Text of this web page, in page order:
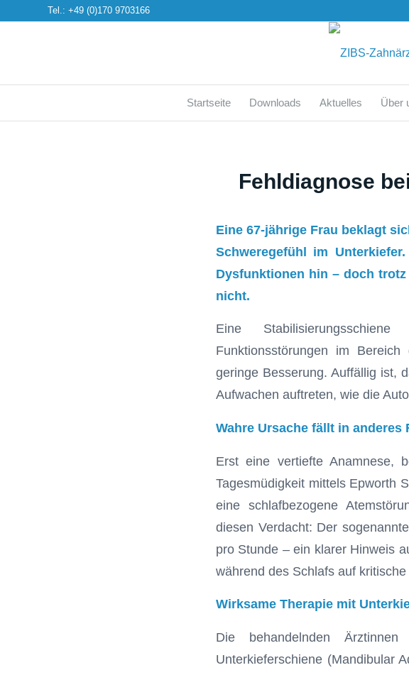
Tel.: +49 (0)170 9703166
Startseite Downloads Aktuelles Über
Fehldiagnose
Eine 67-jährige Frau beklagt
Schweregefühl im
Dysfunktionen hin – doch
nicht.
Eine
Funktionsstörungen im
geringe Besserung. Auffällig ist,
Aufwachen auftreten, wie die
Wahre Ursache fällt in anderes
Erst eine vertiefte Anamnese,
Tagesmüdigkeit mittels Epworth
eine schlafbezogene
diesen Verdacht: Der
pro Stunde – ein klarer Hinweis
während des Schlafs auf
Wirksame Therapie mit
Die behandelnden
Unterkieferschiene (Mandibular